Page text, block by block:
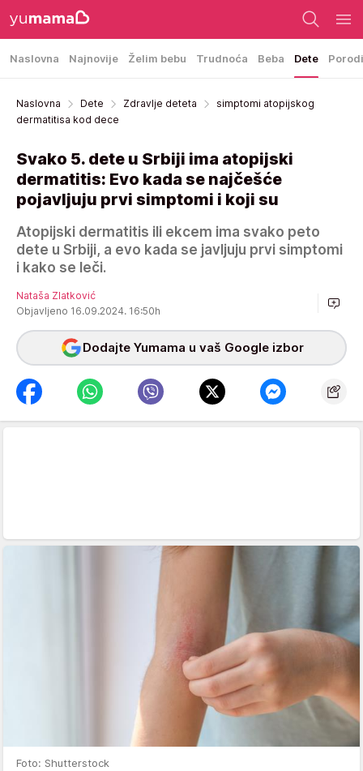
Naslovna Najnovije Želim bebu Trudnoća Beba Dete
Naslovna Dete Zdravlje deteta
simptomi atopijskog
dermatitisa kod dece
Svako 5. dete u Srbiji ima atopijski
dermatitis: Evo kada se najčešće
pojavljuju prvi simptomi i koji su
Atopijski dermatitis ili ekcem ima svako peto
dete u Srbiji, a evo kada se javljuju prvi simptomi
i kako se leči.
Nataša Zlatković
Objavljeno 16.09.2024. 16:50h
Dodajte Yumama u vaš Google izbor
Foto: Shutterstock